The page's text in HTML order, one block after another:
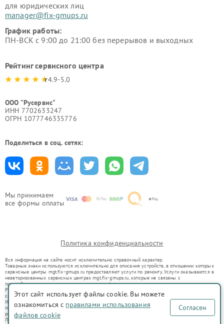
Мы принимаем
все формы оплаты
для юридических лиц
manager@fix-gmups.ru
График работы:
ПН-ВСК с 9:00 до 21:00 без перерывов и выходных
Рейтинг сервисного центра
4.9-5.0
ООО "Русервис"
ИНН 7702633247
ОГРН 1077746335776
Поделиться в соц. сетях:
Политика конфиденциальности
Вся информация на сайте носит исключительно справочный характер.
Товарные знаки используются исключительно для описания устройств, в отношении которых
сервисные центры mgt.fix-gmups.ru предоставляют услуги по ремонту. Услуги оказываются в
неавторизованных сервисных центрах mgt.fix-gmups.ru, которые не связаны с
правообладателями товарных знаков или их официальными представителями.
Ремонт осуществляется для устройств, уже введенных в гражданский оборот в соответствии
со статьей 1487 ГК РФ.
Использование товарных знаков не преследует цели индивидуализации услуг или введения
потребителей в заблуждение, а служит для информирования о предоставляемых услугах по
ремонту техники указанных брендов.
Представленная на сайте информация не является публичной офертой, определяемой
Этот сайт использует файлы cookie. Вы можете
ознакомиться с правилами использования
файлов cookie
Согласен